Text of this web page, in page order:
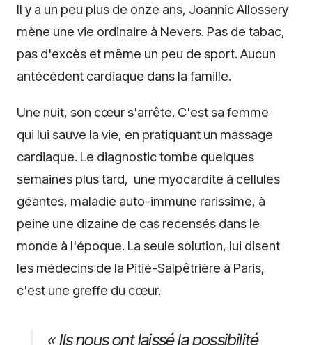
Il y a un peu plus de onze ans, Joannic Allossery
mène une vie ordinaire à Nevers. Pas de tabac,
pas d'excès et même un peu de sport. Aucun
antécédent cardiaque dans la famille.
Une nuit, son cœur s'arrête. C'est sa femme
qui lui sauve la vie, en pratiquant un massage
cardiaque. Le diagnostic tombe quelques
semaines plus tard, une myocardite à cellules
géantes, maladie auto-immune rarissime, à
peine une dizaine de cas recensés dans le
monde à l'époque. La seule solution, lui disent
les médecins de la Pitié-Salpêtrière à Paris,
c'est une greffe du cœur.
« Ils nous ont laissé la possibilité